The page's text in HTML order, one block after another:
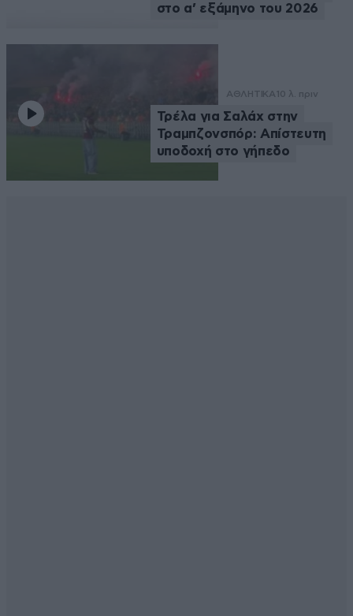
στο α’ εξάμηνο του 2026
ΑΘΛΗΤΙΚΑ 10 λ. πριν
Τρέλα για Σαλάχ στην
Τραμπζονσπόρ: Απίστευτη
υποδοχή στο γήπεδο